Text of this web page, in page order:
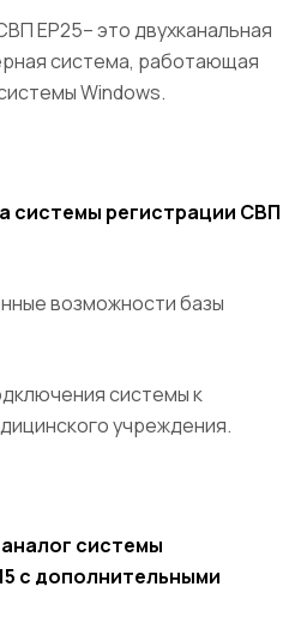
EP25– это двухканальная
система, работающая
Windows.
системы регистрации СВП
возможности базы
системы к
учреждения.
системы
с дополнительными